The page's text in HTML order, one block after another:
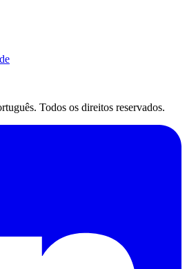
Todos os direitos reservados.